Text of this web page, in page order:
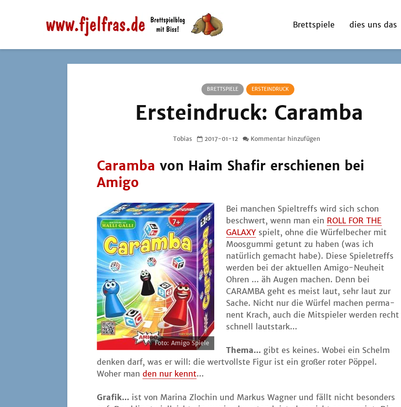
Brettspiele dies uns das
BRETTSPIELE ERSTEINDRUCK
Ersteindruck: Caramba
Tobias 2017-01-12 Kommentar hinzufügen
Caramba von Haim Shafir erschienen bei
Amigo
Foto: Ami­go Spiele
Bei man­chen Spiel­treffs wird sich schon
beschwert, wenn man ein ROLL FOR THE
GALAXY spielt, ohne die Wür­fel­be­cher mit
Moos­gum­mi getunt zu haben (was ich
natür­lich gemacht habe). Die­se Spie­le­treffs
wer­den bei der aktu­el­len Ami­go-Neu­heit
Ohren ... äh Augen machen. Denn bei
CARAMBA geht es meist laut, sehr laut zur
Sache. Nicht nur die Wür­fel machen per­ma­
nent Krach, auch die Mit­spie­ler wer­den recht
schnell lautstark...
The­ma... gibt es kei­nes. Wobei ein Schelm
den­ken darf, was er will: die wert­volls­te Figur ist ein gro­ßer roter Pöp­pel.
Woher man den nur kennt...
Gra­fik... ist von Mari­na Zlochin und Mar­kus Wag­ner und fällt nicht beson­ders